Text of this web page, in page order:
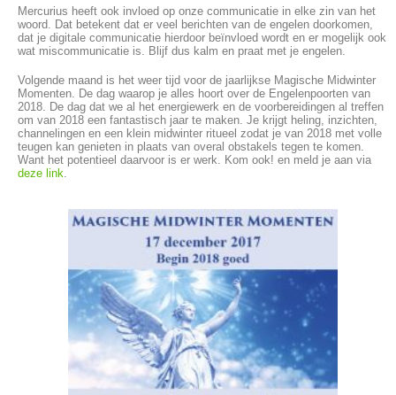
Mercurius heeft ook invloed op onze communicatie in elke zin van het
woord. Dat betekent dat er veel berichten van de engelen doorkomen,
dat je digitale communicatie hierdoor beïnvloed wordt en er mogelijk ook
wat miscommunicatie is. Blijf dus kalm en praat met je engelen.
Volgende maand is het weer tijd voor de jaarlijkse Magische Midwinter
Momenten. De dag waarop je alles hoort over de Engelenpoorten van
2018. De dag dat we al het energiewerk en de voorbereidingen al treffen
om van 2018 een fantastisch jaar te maken. Je krijgt heling, inzichten,
channelingen en een klein midwinter ritueel zodat je van 2018 met volle
teugen kan genieten in plaats van overal obstakels tegen te komen.
Want het potentieel daarvoor is er werk. Kom ook! en meld je aan via
deze link.